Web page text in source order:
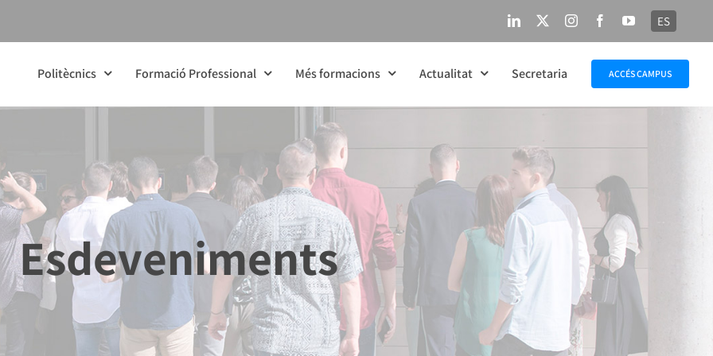
LinkedIn InstagramFacebookYouTube
ES
Politècnics Formació Professional Més formacions Actualitat Secretaria ACCÉS CAMPUS
Esdeveniments